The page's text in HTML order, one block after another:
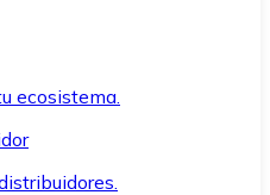
ecosistema.